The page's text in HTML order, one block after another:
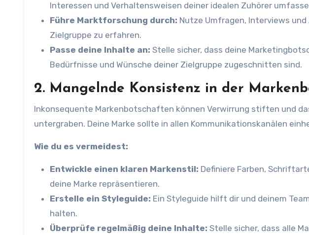
Interessen und Verhaltensweisen deiner idealen Zuhörer
Führe Marktforschung durch: Nutze Umfragen, Interviews
Zielgruppe zu erfahren.
Passe deine Inhalte an: Stelle sicher, dass deine
Bedürfnisse und Wünsche deiner Zielgruppe zugeschnitten sind.
2. Mangelnde Konsistenz in der
Inkonsequente Markenbotschaften können Verwirrung stiften und
untergraben. Deine Marke sollte in allen Kommunikationskanälen
Wie du es vermeidest:
Entwickle einen klaren Markenstil: Definiere Farben,
deine Marke repräsentieren.
Erstelle ein Styleguide: Ein Styleguide hilft dir und deinem
halten.
Überprüfe regelmäßig deine Inhalte: Stelle sicher, dass alle